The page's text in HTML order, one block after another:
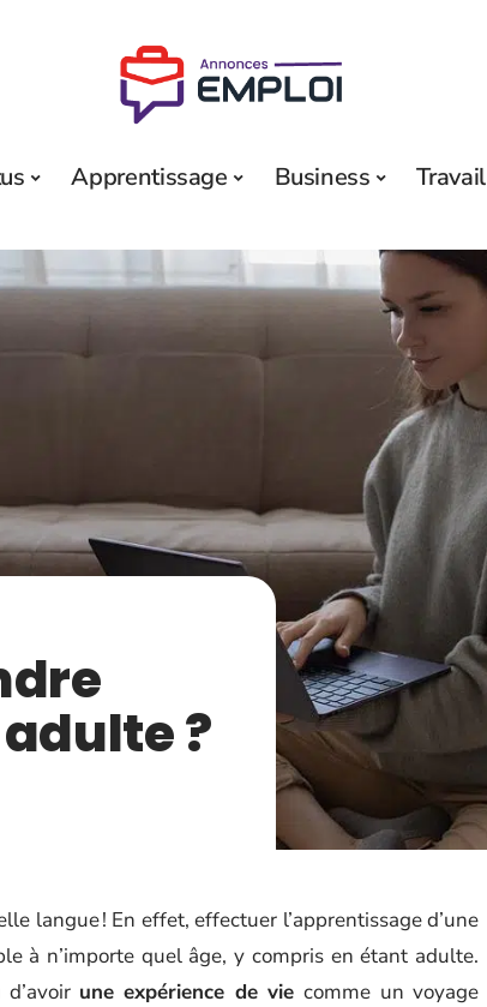
Apprentissage Business Travail
?
langue ! En effet, effectuer l’apprentissage d’une
à n’importe quel âge, y compris en étant adulte.
une expérience de viecomme un voyage